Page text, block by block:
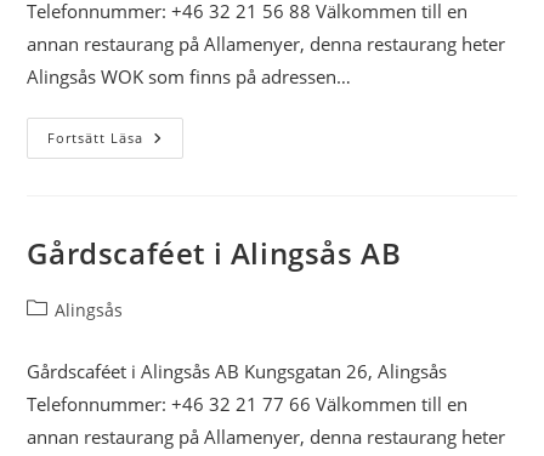
Telefonnummer: +46 32 21 56 88 Välkommen till en
annan restaurang på Allamenyer, denna restaurang heter
Alingsås WOK som finns på adressen…
Fortsätt Läsa Alingsås
WOK
Gårdscaféet i Alingsås AB
Inläggskategori:
Alingsås
Gårdscaféet i Alingsås AB Kungsgatan 26, Alingsås
Telefonnummer: +46 32 21 77 66 Välkommen till en
annan restaurang på Allamenyer, denna restaurang heter